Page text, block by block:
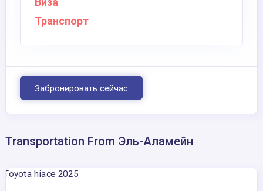
Транспорт
Забронировать сейчас
Transportation From Эль-Аламейн